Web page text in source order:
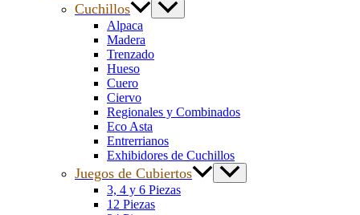
Cuchillos
Alpaca
Madera
Trenzado
Hueso
Cuero
Ciervo
Regionales y Combinados
Eco Asta
Entrerrianos
Exhibidores de Cuchillos
Juegos de Cubiertos
3, 4 y 6 Piezas
12 Piezas